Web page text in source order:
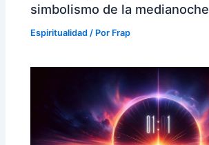
simbolismo de la medianoche
Espiritualidad / Por Frap